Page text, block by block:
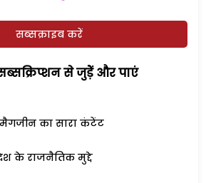
सब्सक्राइब करें
से जुड़ेें और पाएं
मैगजीन का सारा कंटेंट
के राजनैतिक मुद्दे